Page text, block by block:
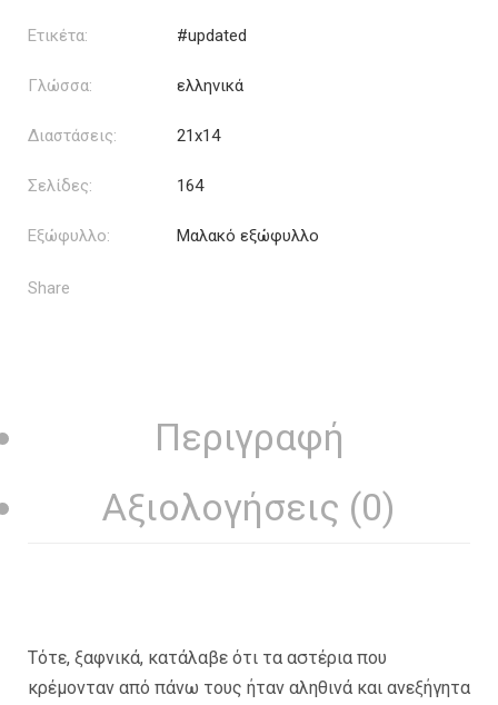
Ετικέτα: #updated
Γλώσσα: ελληνικά
Διαστάσεις: 21x14
Σελίδες: 164
Εξώφυλλο: Μαλακό εξώφυλλο
Share
Περιγραφή
Αξιολογήσεις (0)
Τότε, ξαφνικά, κατάλαβε ότι τα αστέρια που
κρέμονταν από πάνω τους ήταν αληθινά και ανεξήγητα